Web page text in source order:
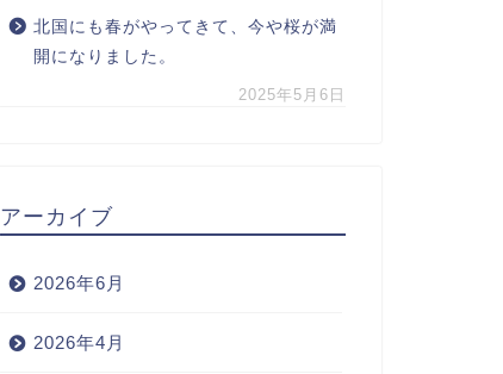
北国にも春がやってきて、今や桜が満
開になりました。
2025年5月6日
アーカイブ
2026年6月
2026年4月